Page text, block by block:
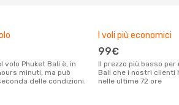
minuti, ma può
delle condizioni.
I voli più economici
99€
Il prezzo più basso per un volo Phuket
Bali che i nostri clienti
nelle ultime 72 ore